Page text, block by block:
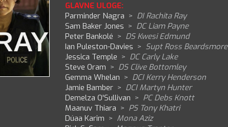
GLAVNE ULOGE:
Parminder Nagra > DI Rachita Ray
Sam Baker Jones > DC Liam Payne
Peter Bankolé > DS Kwesi Edmund
Ian Puleston-Davies > Supt Ross Beardsmore
Jessica Temple > DC Carly Lake
Steve Oram > DS Clive Bottomley
Gemma Whelan > DCI Kerry Henderson
Jamie Bamber > DCI Martyn Hunter
Demelza O'Sullivan > PC Debs Knott
Maanuv Thiara > PS Tony Khatri
Dúaa Karim > Mona Aziz